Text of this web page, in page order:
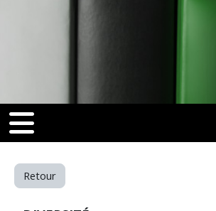
[[nav-toggle]]
toggle]]
Retour